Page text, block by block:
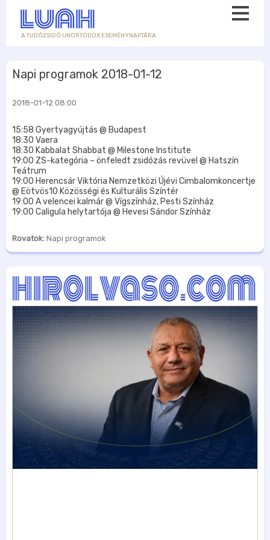
A TUDÓZSIDÓ UNORTODOX ESEMÉNYNAPTÁRA
Napi programok 2018-01-12
2018-01-12 08:00
15:58 Gyertyagyújtás @ Budapest
18:30 Vaera
18:30 Kabbalat Shabbat @ Milestone Institute
19:00 ZS-kategória – önfeledt zsidózás revüvel @ Hatszín
Teátrum
19:00 Herencsár Viktória Nemzetközi Újévi Cimbalomkoncertje
@ Eötvös10 Közösségi és Kulturális Színtér
19:00 A velencei kalmár @ Vígszínház, Pesti Színház
19:00 Caligula helytartója @ Hevesi Sándor Színház
Rovatok: Napi programok